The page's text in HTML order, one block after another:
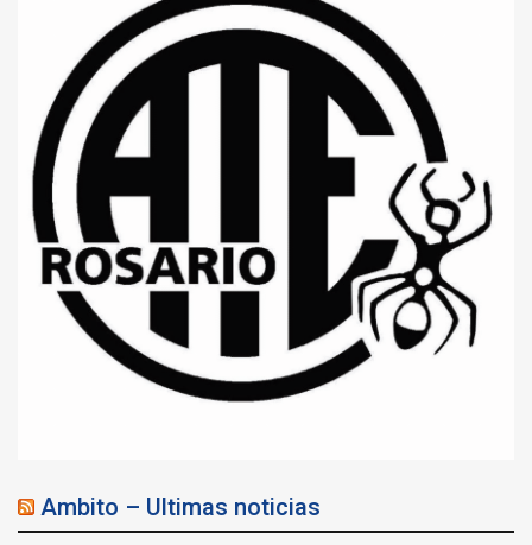
Ambito – Ultimas noticias